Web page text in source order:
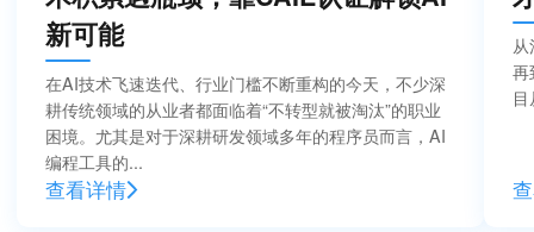
新可能
在AI技术飞速迭代、行业门槛不断重构的今天，不少深
耕传统领域的从业者都面临着“不转型就被淘汰”的职业
困境。尤其是对于深耕研发领域多年的程序员而言，AI
编程工具的...
查看详情
再